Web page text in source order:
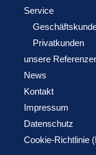
Service
Privatkunden
unsere
News
Kontakt
Impressum
Datenschutz
Cookie-Richtlinie